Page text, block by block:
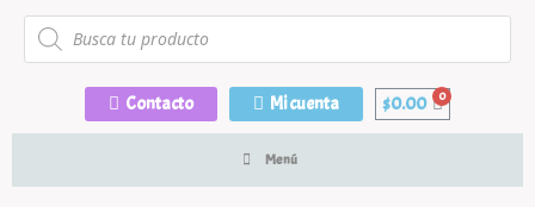
Contacto Mi cuenta $0.00
Menú